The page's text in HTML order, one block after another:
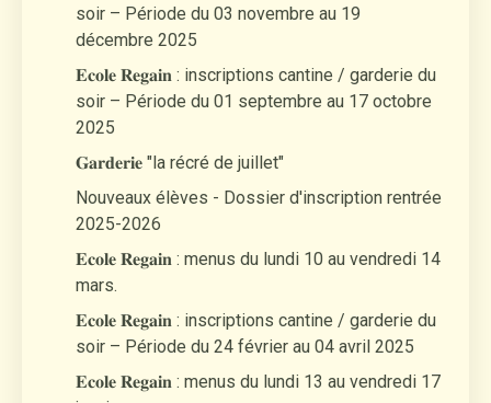
soir – Période du 03 novembre au 19
décembre 2025
𝐄𝐜𝐨𝐥𝐞 𝐑𝐞𝐠𝐚𝐢𝐧 : inscriptions cantine / garderie du
soir – Période du 01 septembre au 17 octobre
2025
𝐆𝐚𝐫𝐝𝐞𝐫𝐢𝐞 "la récré de juillet"
Nouveaux élèves - Dossier d'inscription rentrée
2025-2026
𝐄𝐜𝐨𝐥𝐞 𝐑𝐞𝐠𝐚𝐢𝐧 : menus du lundi 10 au vendredi 14
mars.
𝐄𝐜𝐨𝐥𝐞 𝐑𝐞𝐠𝐚𝐢𝐧 : inscriptions cantine / garderie du
soir – Période du 24 février au 04 avril 2025
𝐄𝐜𝐨𝐥𝐞 𝐑𝐞𝐠𝐚𝐢𝐧 : menus du lundi 13 au vendredi 17